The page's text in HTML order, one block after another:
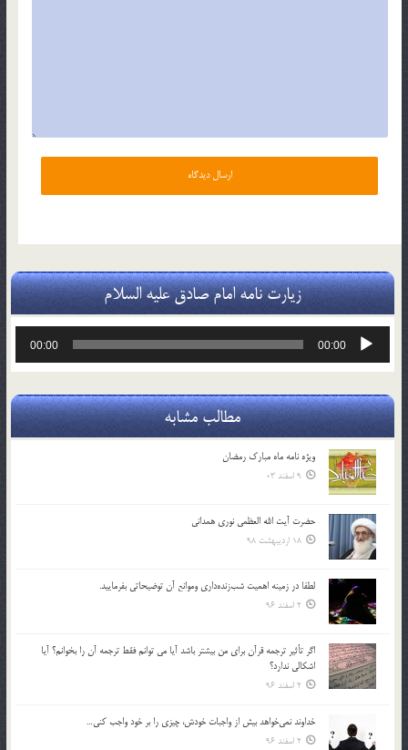
زیارت نامه امام صادق علیه السلام
پخش‌کننده
00:00
00:00
مطالب مشابه
ویژه نامه ماه مبارک رمضان
9 اسفند 03
حضرت آیت الله العظمی نوری همدانی
18 اردیبهشت 98
لطفا در زمينه اهميت شب‌زنده‌داري وموانع آن توضيحاتي بفرماييد.
2 اسفند 96
اگر تأثير ترجمه قرآن براي من بيشتر باشد آيا مي توانم فقط ترجمه آن را بخوانم؟ آيا
اشكالي ندارد؟
2 اسفند 96
خداوند نمي‌خواهد بيش از واجبات خودش، چيزي را بر خود واجب كني…
2 اسفند 96